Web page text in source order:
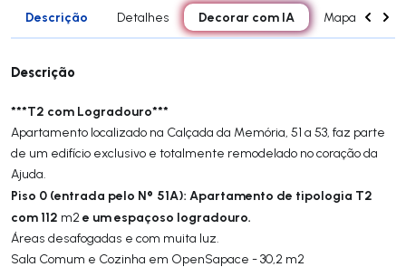
Descrição Detalhes Decorar com IA Mapa
Descrição
***T2 com Logradouro***
Apartamento localizado na Calçada da Memória, 51 a 53, faz parte
de um edifício exclusivo e totalmente remodelado no coração da
Ajuda.
Piso 0 (entrada pelo Nº 51A): Apartamento de tipologia T2
com 112 m2e um espaçoso logradouro.
Áreas desafogadas e com muita luz.
Sala Comum e Cozinha em OpenSapace - 30,2 m2